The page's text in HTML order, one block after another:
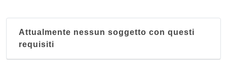
Attualmente nessun soggetto con questi
requisiti